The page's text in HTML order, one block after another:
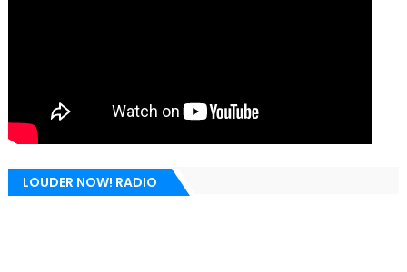
LOUDER NOW! RADIO